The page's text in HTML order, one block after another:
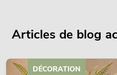
Articles de blog
DÉCORATION